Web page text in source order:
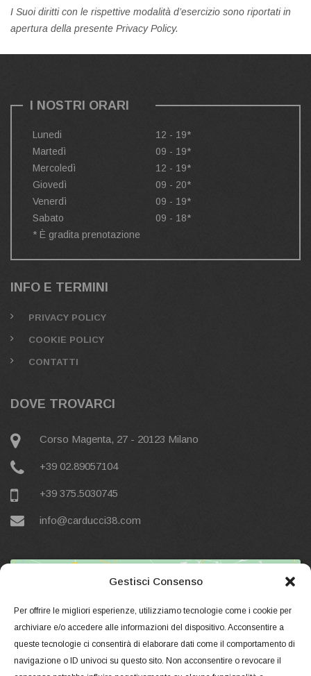
Gestisci Consenso
Per offrire le migliori esperienze, utilizziamo tecnologie come i cookie per
archiviare e/o accedere alle informazioni del dispositivo. Acconsentire a
queste tecnologie ci consentirà di elaborare dati come il comportamento di
navigazione o ID univoci su questo sito. Non acconsentire o revocare il
I Suoi diritti con le rispettive modalità d’esercizio sono riportati in
apertura della presente Privacy Policy.
I NOSTRI ORARI
Lunedi
12 - 19*
Martedì
09 - 19*
Mercoledì
12 - 19*
Giovedì
09 - 20*
Venerdì
09 - 19*
Sabato
09 - 18*
* È gradita prenotazione
INFO E TERMINI
PRIVACY POLICY
COOKIE POLICY
CONTATTI
DOVE TROVARCI
Corso Magenta, 27 - 20123 Milano
+39 02.89057104
+39 375.5030745‬
info@carducci38.com
Click to accept marketing cookies and
enable this content